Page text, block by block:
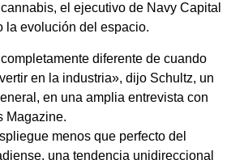
el ejecutivo de Navy Capital
la evolución del espacio.
diferente de cuando
en la industria», dijo Schultz, un
en una amplia entrevista con
Magazine.
menos que perfecto del
una tendencia unidireccional